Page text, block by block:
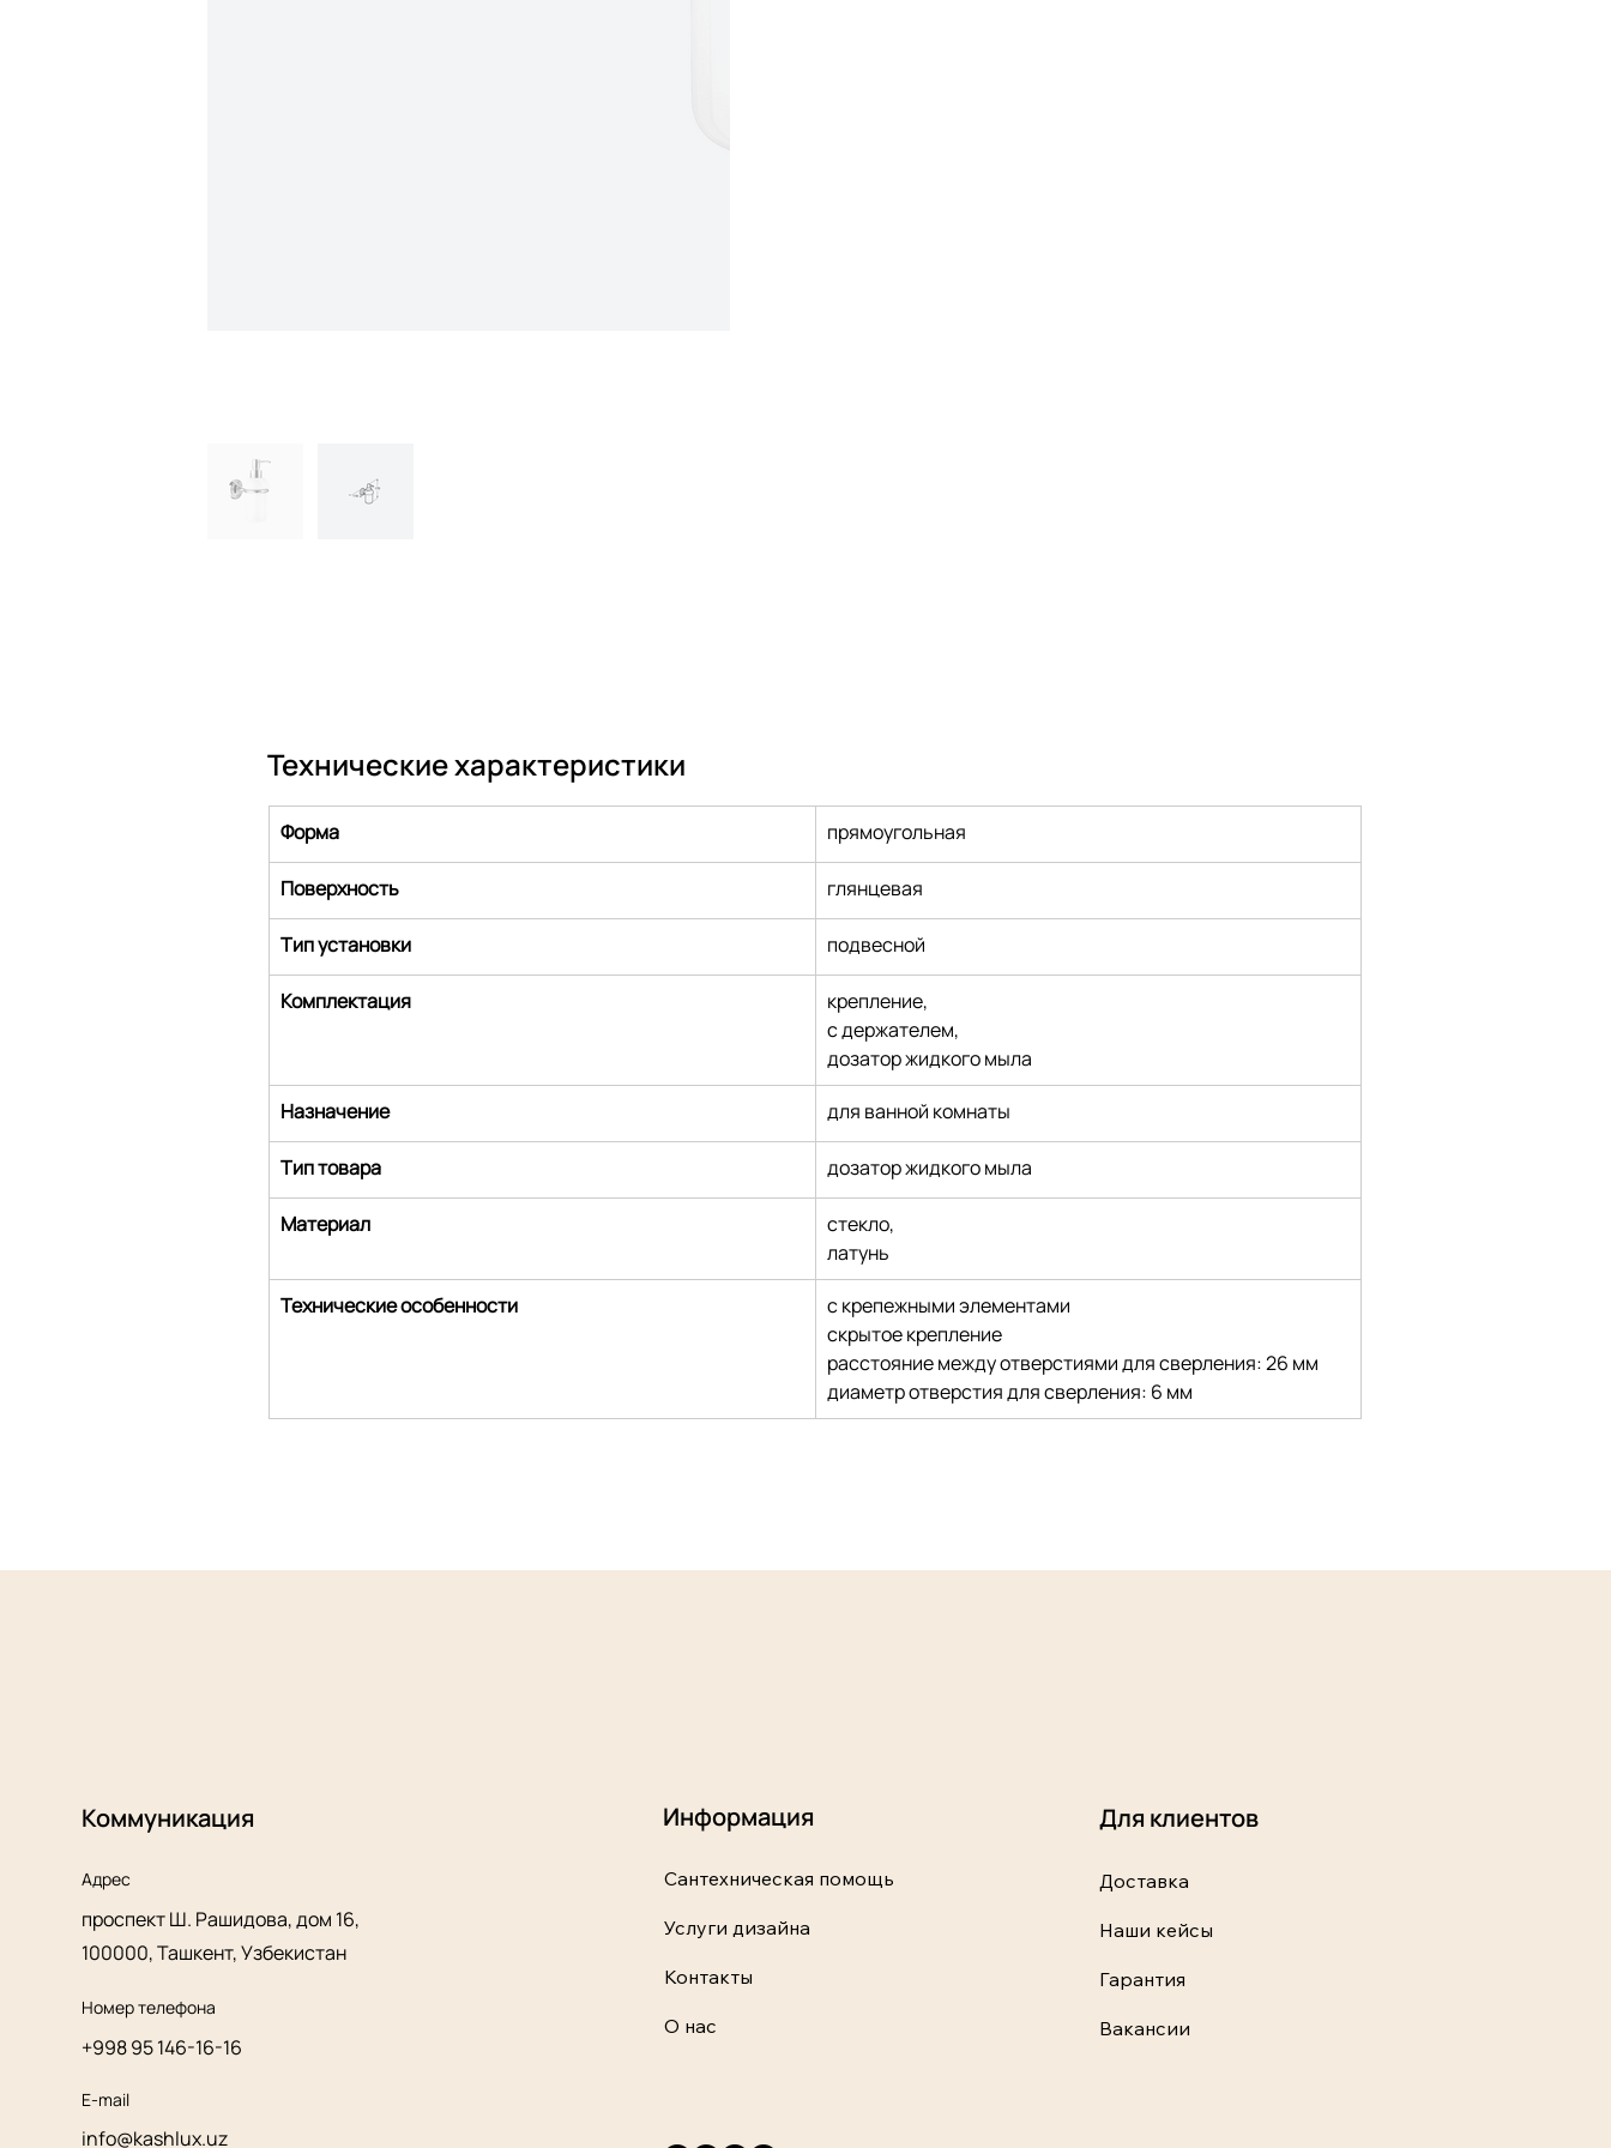
Технические характеристики
Форма прямоугольная
Поверхность глянцевая
Тип установки подвесной
Комплектация
крепление,
с держателем,
дозатор жидкого мыла
Назначение
для ванной комнаты
Тип товара дозатор жидкого мыла
Материал
стекло,
латунь
Технические особенности
с крепежными элементами
скрытое крепление
расстояние между отверстиями для сверления: 26 мм
диаметр отверстия для сверления: 6 мм
Коммуникация
Адрес
проспект Ш. Рашидова, дом 16,
100000, Ташкент, Узбекистан
Номер телефона
+998 95 146-16-16
E-mail
info@kashlux.uz
Информация
Сантехническая помощь
Услуги дизайна
Контакты
О нас
Для клиентов
Доставка
Наши кейсы
Гарантия
Вакансии